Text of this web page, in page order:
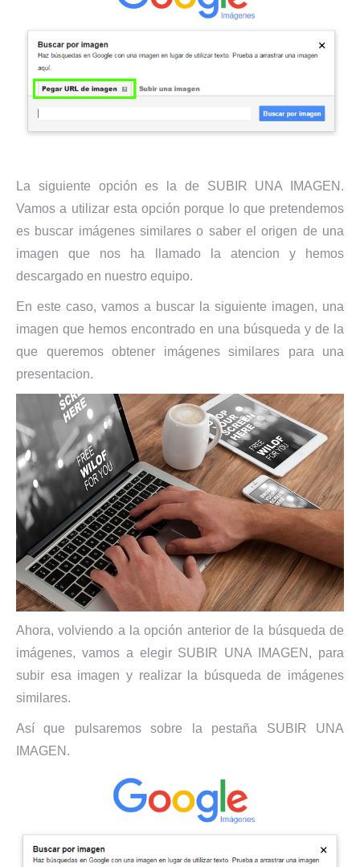
La siguiente opción es la de SUBIR UNA IMAGEN.
Vamos a utilizar esta opción porque lo que pretendemos
es buscar imágenes similares o saber el origen de una
imagen que nos ha llamado la atencion y hemos
descargado en nuestro equipo.
En este caso, vamos a buscar la siguiente imagen, una
imagen que hemos encontrado en una búsqueda y de la
que queremos obtener imágenes similares para una
presentacion.
Ahora, volviendo a la opción anterior de la búsqueda de
imágenes, vamos a elegir SUBIR UNA IMAGEN, para
subir esa imagen y realizar la búsqueda de imágenes
similares.
Así que pulsaremos sobre la pestaña SUBIR UNA
IMAGEN.